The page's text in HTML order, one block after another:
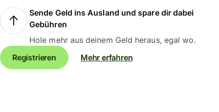
Sende Geld ins Ausland und spare dir dabei
Gebühren
Hole mehr aus deinem Geld heraus, egal wo.
Registrieren
Mehr erfahren